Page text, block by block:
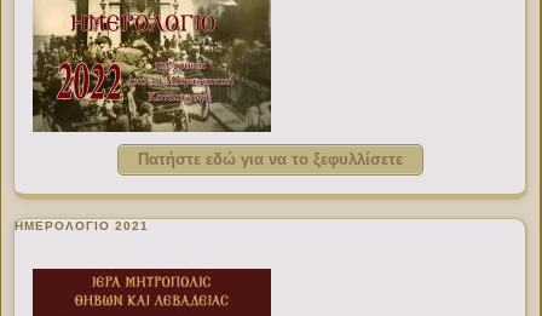
Πατήστε εδώ για να το ξεφυλλίσετε
ΗΜΕΡΟΛΟΓΙΟ 2021